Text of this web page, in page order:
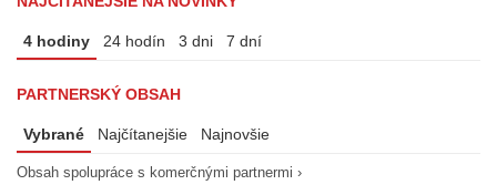
4 hodiny 24 hodín 3 dni 7 dní
PARTNERSKÝ OBSAH
Vybrané Najčítanejšie Najnovšie
Obsah spolupráce s komerčnými partnermi ›